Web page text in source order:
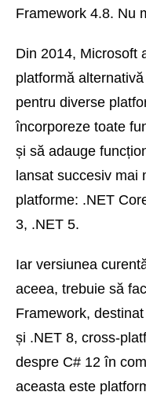
Framework 4.8. Nu
Din 2014, Microsoft
platformă
pentru diverse
încorporeze toate
și să adauge
lansat succesiv mai
platforme: .NET
3, .NET 5.
Iar versiunea
aceea, trebuie să
Framework,
și .NET 8, cross-
despre C# 12 în
aceasta este